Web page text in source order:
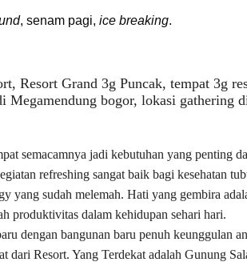
, senam pagi, ice breaking.
Resort Grand 3g Puncak, tempat 3g
Megamendung bogor, lokasi gathering
semacamnya jadi kebutuhan yang penting
refreshing sangat baik bagi kesehatan
yang sudah melemah. Hati yang gembira
produktivitas dalam kehidupan sehari hari.
dengan bangunan baru penuh keunggulan
dari Resort. Yang Terdekat adalah Gunung